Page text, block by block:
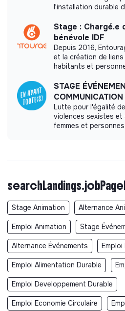
l'installation durable
Stage : Chargé.e
bénévole IDF
Depuis 2016,
et la création de
habitants et
STAGE
COMMUNICATION
Lutte pour l'égalité
violences sexistes et
femmes et personnes
Stage Animation Alternance
Emploi Animation Stage
Alternance Événements Emploi
Emploi Alimentation Durable
Emploi Developpement Durable
Emploi Economie Circulaire